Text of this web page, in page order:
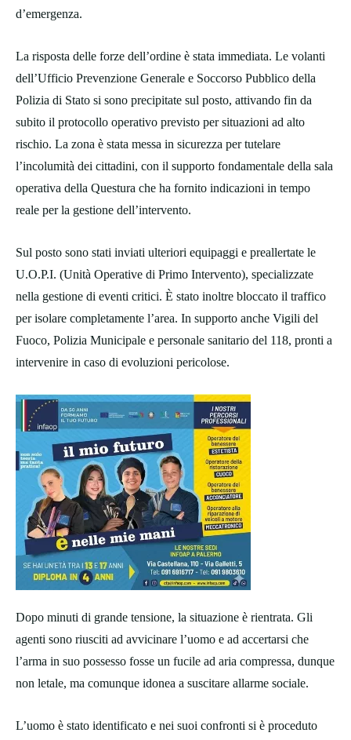
d’emergenza.
La risposta delle forze dell’ordine è stata immediata. Le volanti
dell’Ufficio Prevenzione Generale e Soccorso Pubblico della
Polizia di Stato si sono precipitate sul posto, attivando fin da
subito il protocollo operativo previsto per situazioni ad alto
rischio. La zona è stata messa in sicurezza per tutelare
l’incolumità dei cittadini, con il supporto fondamentale della sala
operativa della Questura che ha fornito indicazioni in tempo
reale per la gestione dell’intervento.
Sul posto sono stati inviati ulteriori equipaggi e preallertate le
U.O.P.I. (Unità Operative di Primo Intervento), specializzate
nella gestione di eventi critici. È stato inoltre bloccato il traffico
per isolare completamente l’area. In supporto anche Vigili del
Fuoco, Polizia Municipale e personale sanitario del 118, pronti a
intervenire in caso di evoluzioni pericolose.
Dopo minuti di grande tensione, la situazione è rientrata. Gli
agenti sono riusciti ad avvicinare l’uomo e ad accertarsi che
l’arma in suo possesso fosse un fucile ad aria compressa, dunque
non letale, ma comunque idonea a suscitare allarme sociale.
L’uomo è stato identificato e nei suoi confronti si è proceduto